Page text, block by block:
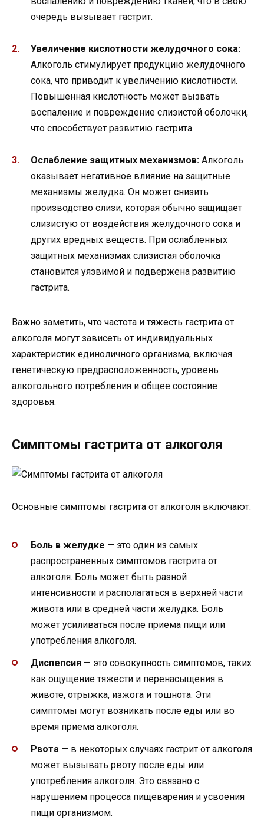
очередь вызывает гастрит.
Увеличение кислотности желудочного сока:
Алкоголь стимулирует продукцию желудочного
сока, что приводит к увеличению кислотности.
Повышенная кислотность может вызвать
воспаление и повреждение слизистой оболочки,
что способствует развитию гастрита.
Ослабление защитных механизмов: Алкоголь
оказывает негативное влияние на защитные
механизмы желудка. Он может снизить
производство слизи, которая обычно защищает
слизистую от воздействия желудочного сока и
других вредных веществ. При ослабленных
защитных механизмах слизистая оболочка
становится уязвимой и подвержена развитию
гастрита.
Важно заметить, что частота и тяжесть гастрита от
алкоголя могут зависеть от индивидуальных
характеристик единоличного организма, включая
генетическую предрасположенность, уровень
алкогольного потребления и общее состояние
здоровья.
Симптомы гастрита от алкоголя
Основные симптомы гастрита от алкоголя включают:
Боль в желудке — это один из самых
распространенных симптомов гастрита от
алкоголя. Боль может быть разной
интенсивности и располагаться в верхней части
живота или в средней части желудка. Боль
может усиливаться после приема пищи или
употребления алкоголя.
Диспепсия — это совокупность симптомов, таких
как ощущение тяжести и перенасыщения в
животе, отрыжка, изжога и тошнота. Эти
симптомы могут возникать после еды или во
время приема алкоголя.
Рвота — в некоторых случаях гастрит от алкоголя
может вызывать рвоту после еды или
употребления алкоголя. Это связано с
нарушением процесса пищеварения и усвоения
пищи организмом.